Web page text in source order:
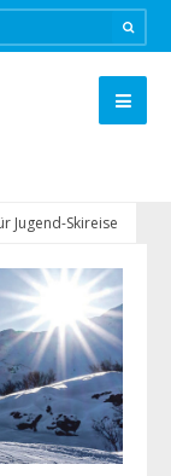
Jugend-Skireise